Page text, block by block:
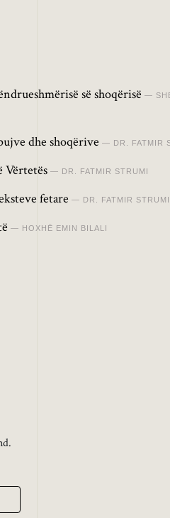
së shoqërisë
dhe shoqërive DR. FATMIR
Vërtetës DR. FATMIR STRUMI
fetare DR. FATMIR STRUMI
HOXHË EMIN BILALI